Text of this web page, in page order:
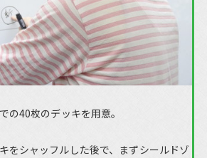
の40枚のデッキを用意。
をシャッフルした後で、まずシールドゾ